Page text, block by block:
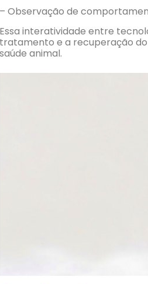
– Observação de
Essa interatividade entre
tratamento e a recuperação
saúde animal.